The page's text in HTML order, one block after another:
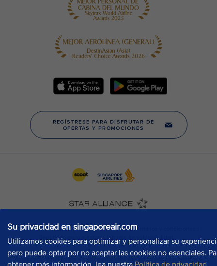
Su privacidad en singaporeair.com
Utilizamos cookies para optimizar y personalizar su
pero puede optar por no aceptar las cookies no esenciales.